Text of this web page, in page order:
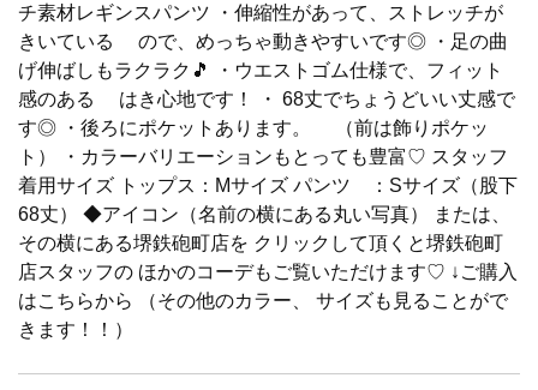
チ素材レギンスパンツ ・伸縮性があって、ストレッチが
きいている ので、めっちゃ動きやすいです◎ ・足の曲
げ伸ばしもラクラク🎵 ・ウエストゴム仕様で、フィット
感のある はき心地です！ ・ 68丈でちょうどいい丈感で
す◎ ・後ろにポケットあります。 （前は飾りポケッ
ト） ・カラーバリエーションもとっても豊富♡ スタッフ
着用サイズ トップス：Mサイズ パンツ ：Sサイズ（股下
68丈） ◆アイコン（名前の横にある丸い写真） または、
その横にある堺鉄砲町店を クリックして頂くと堺鉄砲町
店スタッフの ほかのコーデもご覧いただけます♡ ↓ご購入
はこちらから （その他のカラー、 サイズも見ることがで
きます！！）